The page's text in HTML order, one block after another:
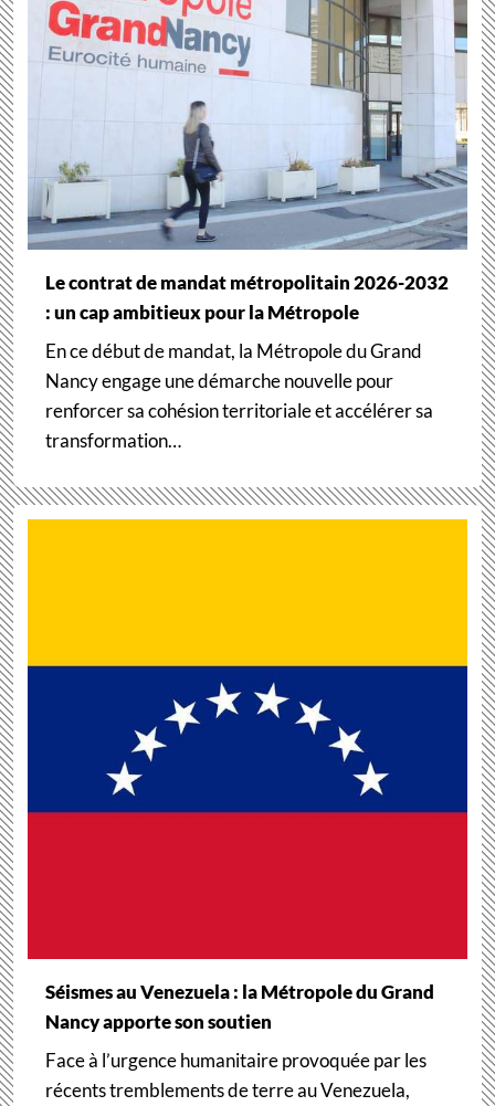
Le contrat de mandat métropolitain 2026-2032
: un cap ambitieux pour la Métropole
En ce début de mandat, la Métropole du Grand
Nancy engage une démarche nouvelle pour
renforcer sa cohésion territoriale et accélérer sa
transformation…
Séismes au Venezuela : la Métropole du Grand
Nancy apporte son soutien
Face à l’urgence humanitaire provoquée par les
récents tremblements de terre au Venezuela,